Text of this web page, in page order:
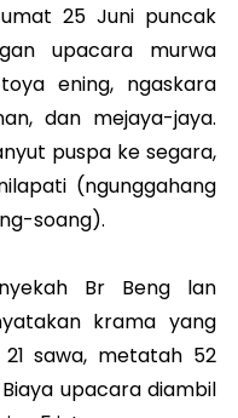
25 Juni puncak
upacara murwa
ening, ngaskara
dan mejaya-jaya.
puspa ke segara,
(ngunggahang
soang).
Br Beng lan
krama yang
sawa, metatah 52
upacara diambil